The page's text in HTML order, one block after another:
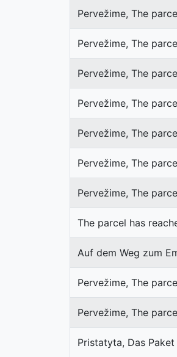
Pervežime, The
Pervežime, The
Pervežime, The
Pervežime, The
Pervežime, The
Pervežime, The
Pervežime, The
The parcel has
Auf dem Weg zum
Pervežime, The
Pervežime, The
Pristatyta, Das